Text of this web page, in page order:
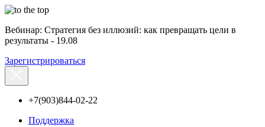
Вебинар: Стратегия без иллюзий: как превращать цели в
результаты - 19.08
Зарегистрироваться
+7(903)844-02-22
Поддержка